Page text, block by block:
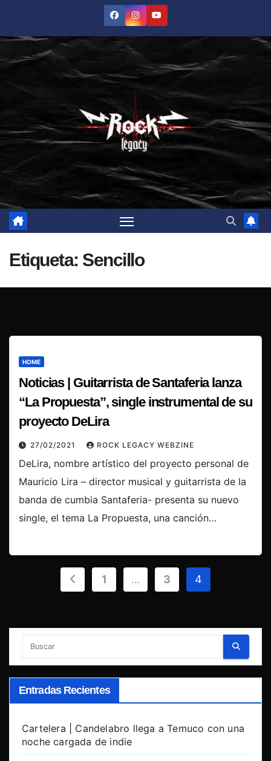
contenido
Etiqueta: Sencillo
HOME
Noticias | Guitarrista de Santaferia lanza
“La Propuesta”, single instrumental de su
proyecto DeLira
27/02/2021 ROCK LEGACY WEBZINE
DeLira, nombre artístico del proyecto personal de
Mauricio Lira – director musical y guitarrista de la
banda de cumbia Santaferia- presenta su nuevo
single, el tema La Propuesta, una canción…
Paginación
entradas
1 … 3 4
Entradas Recientes
Cartelera | Candelabro llega a Temuco con una
noche cargada de indie